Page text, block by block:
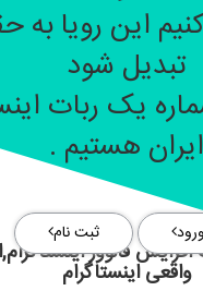
این رویا به
تبدیل شود
یک ربات
ایران هستیم .
ورود ثبت نام
فالوور
واقعی اینستاگرام